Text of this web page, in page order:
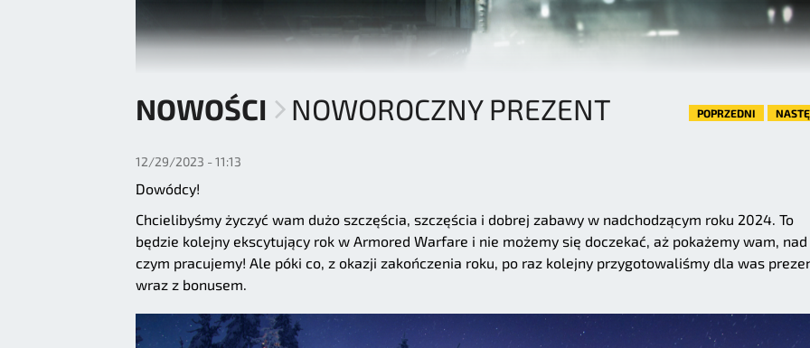
NOWOŚCI NOWOROCZNY PREZENT POPRZEDNI
12/29/2023 - 11:13
Dowódcy!
Chcielibyśmy życzyć wam dużo szczęścia, szczęścia i dobrej zabawy w nadchodzącym roku 2024. To
będzie kolejny ekscytujący rok w Armored Warfare i nie możemy się doczekać, aż pokażemy wam, nad
czym pracujemy! Ale póki co, z okazji zakończenia roku, po raz kolejny przygotowaliśmy dla was
wraz z bonusem.